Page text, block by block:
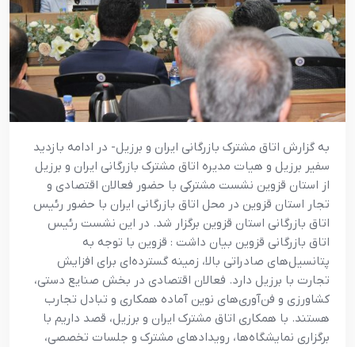
به گزارش اتاق مشترک بازرگانی ایران و برزیل- در ادامه بازدید
سفیر برزیل و هیات مدیره اتاق مشترک بازرگانی ایران و برزیل
از استان قزوین نشست مشترکی با حضور فعالان اقتصادی و
تجار استان قزوین در محل اتاق بازرگانی ایران با حضور رئیس
اتاق بازرگانی استان قزوین برگزار شد. در این نشست رئیس
اتاق بازرگانی قزوین بیان داشت : قزوین با توجه به
پتانسیل‌های صادراتی بالا، زمینه گسترده‌ای برای افزایش
تجارت با برزیل دارد. فعالان اقتصادی در بخش صنایع دستی،
کشاورزی و فن‌آوری‌های نوین آماده همکاری و تبادل تجارب
هستند. با همکاری اتاق مشترک ایران و برزیل، قصد داریم با
برگزاری نمایشگاه‌ها، رویدادهای مشترک و جلسات تخصصی،